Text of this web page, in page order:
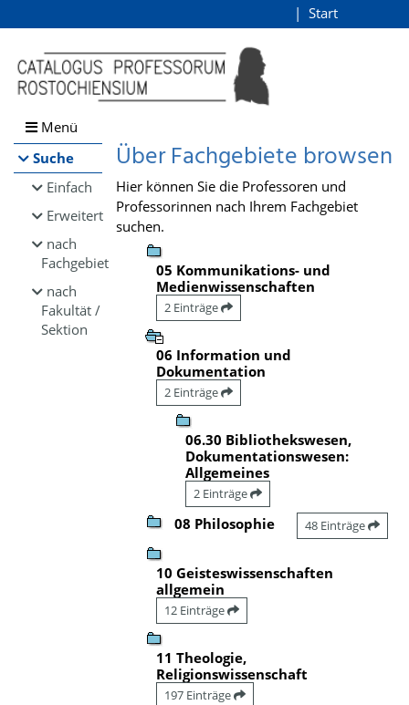
Browsen
direkt zum Inhalt
Start
Menü
Suche
Einfach
Erweitert
nach
Fachgebiet
nach
Fakultät /
Sektion
Über Fachgebiete browsen
Hier können Sie die Professoren und
Professorinnen nach Ihrem Fachgebiet
suchen.
05 Kommunikations- und
Medienwissenschaften
2 Einträge
06 Information und
Dokumentation
2 Einträge
06.30 Bibliothekswesen,
Dokumentationswesen:
Allgemeines
2 Einträge
08 Philosophie 48 Einträge
10 Geisteswissenschaften
allgemein
12 Einträge
11 Theologie,
Religionswissenschaft
197 Einträge